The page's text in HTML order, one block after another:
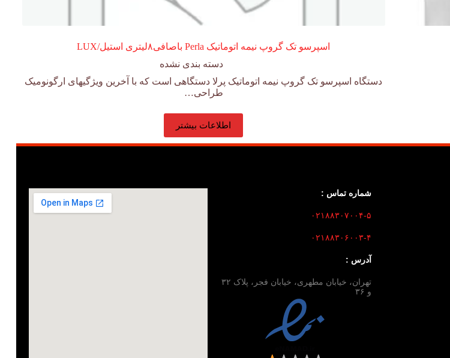
اسپرسو تک گروپ نیمه اتوماتیک Perla باصافی۸لیتری استیل/LUX
دسته بندی نشده
دستگاه اسپرسو تک گروپ نیمه اتوماتیک پرلا دستگاهی است که با آخرین ویژگیهای ارگونومیک
طراحی…
اطلاعات بیشتر
شماره تماس :
۰۲۱۸۸۳۰۷۰۰۴-۵
۰۲۱۸۸۳۰۶۰۰۳-۴
آدرس :
تهران، خیابان مطهری، خیابان فجر، پلاک ۳۲
و ۳۶